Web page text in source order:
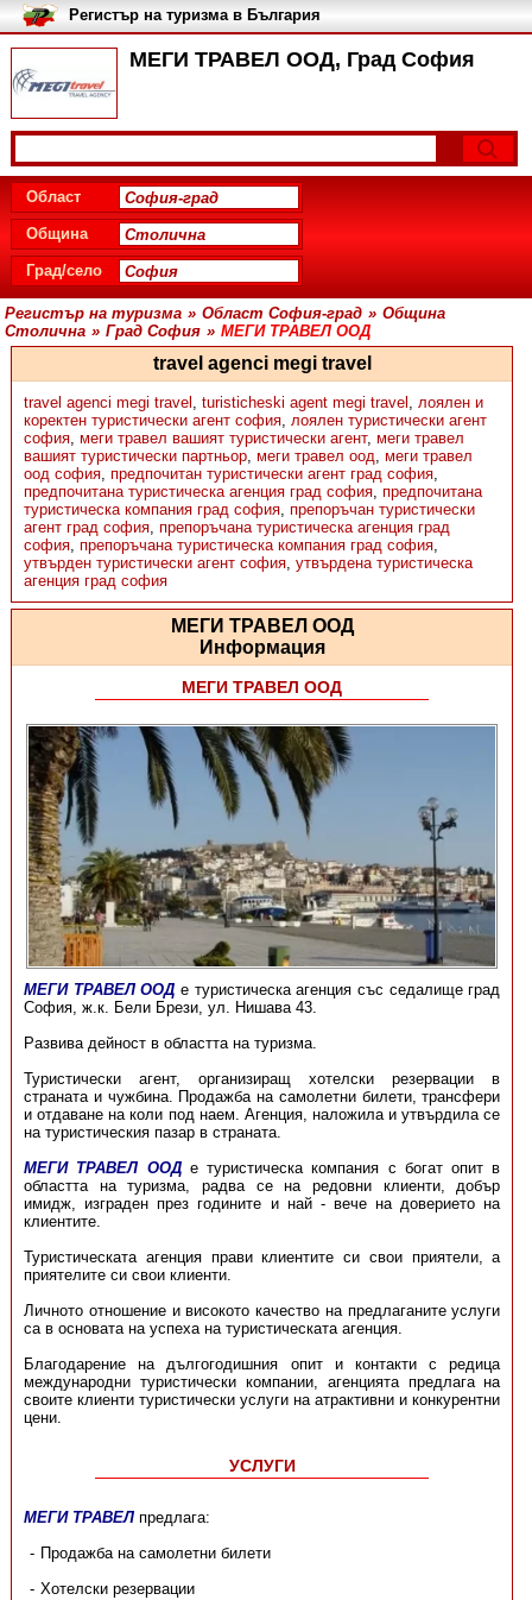
МЕГИ ТРАВЕЛ ООД, Град София
Регистър на туризма в България
Област
Община
Град/село
Регистър на туризма » Област София-град » Община
Столична » Град София » МЕГИ ТРАВЕЛ ООД
travel agenci megi travel
travel agenci megi travel , turisticheski agent megi travel , лоялен и
коректен туристически агент софия, лоялен туристически агент
софия, меги травел вашият туристически агент, меги травел
вашият туристически партньор, меги травел оод, меги травел
оод софия, предпочитан туристически агент град софия,
предпочитана туристическа агенция град софия, предпочитана
туристическа компания град софия, препоръчан туристически
агент град софия, препоръчана туристическа агенция град
софия, препоръчана туристическа компания град софия,
утвърден туристически агент софия, утвърдена туристическа
агенция град софия
МЕГИ ТРАВЕЛ ООД
Информация
МЕГИ ТРАВЕЛ ООД
МЕГИ ТРАВЕЛ ООД е туристическа агенция със седалище град
София, ж.к. Бели Брези, ул. Нишава 43.
Развива дейност в областта на туризма.
Туристически агент, организиращ хотелски резервации в
страната и чужбина. Продажба на самолетни билети, трансфери
и отдаване на коли под наем. Агенция, наложила и утвърдила се
на туристическия пазар в страната.
МЕГИ ТРАВЕЛ ООДе туристическа компания с богат опит в
областта на туризма, радва се на редовни клиенти, добър
имидж, изграден през годините и най - вече на доверието на
клиентите.
Туристическата агенция прави клиентите си свои приятели, а
приятелите си свои клиенти.
Личното отношение и високото качество на предлаганите услуги
са в основата на успеха на туристическата агенция.
Благодарение на дългогодишния опит и контакти с редица
международни туристически компании, агенцията предлага на
своите клиенти туристически услуги на атрактивни и конкурентни
цени.
УСЛУГИ
МЕГИ ТРАВЕЛпредлага:
Продажба на самолетни билети
Хотелски резервации